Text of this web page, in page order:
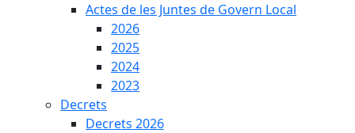
Actes de les Juntes de Govern Local
2026
2025
2024
2023
Decrets
Decrets 2026